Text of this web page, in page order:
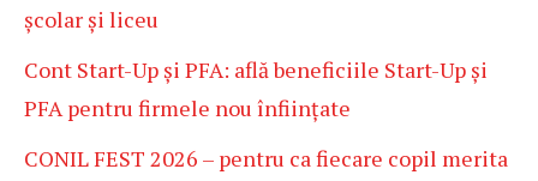
școlar și liceu
Cont Start-Up și PFA: află beneficiile Start-Up și
PFA pentru firmele nou înființate
CONIL FEST 2026 – pentru ca fiecare copil merita